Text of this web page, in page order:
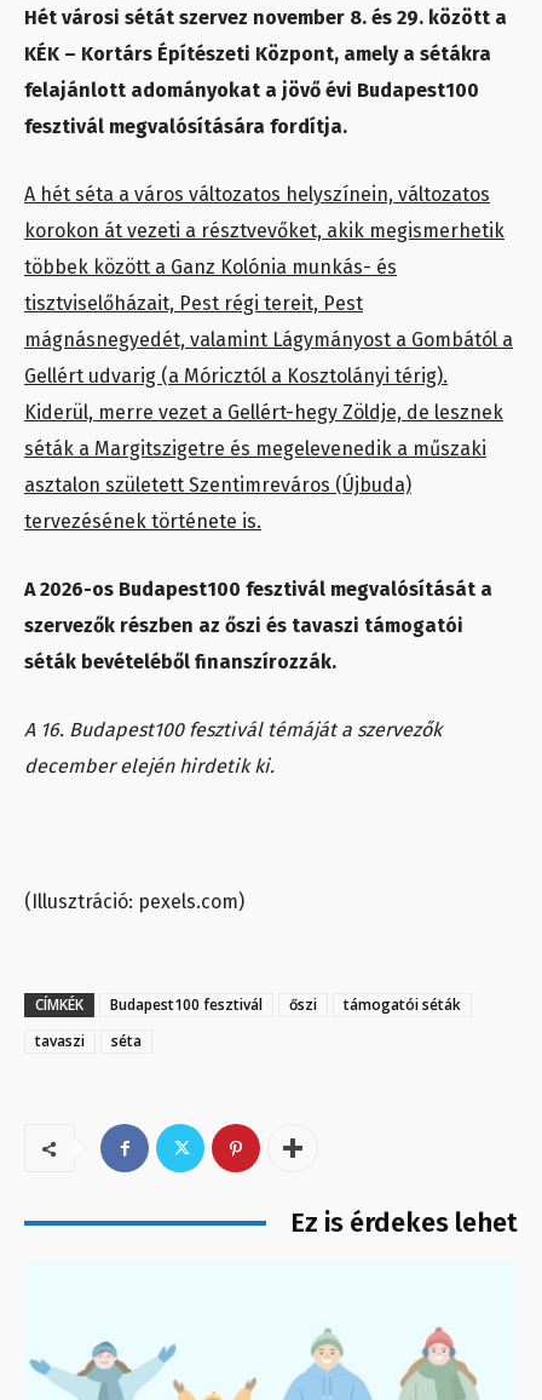
Hét városi sétát szervez november 8. és 29. között a
KÉK – Kortárs Építészeti Központ, amely a sétákra
felajánlott adományokat a jövő évi Budapest100
fesztivál megvalósítására fordítja.
A hét séta a város változatos helyszínein, változatos
korokon át vezeti a résztvevőket, akik megismerhetik
többek között a Ganz Kolónia munkás- és
tisztviselőházait, Pest régi tereit, Pest
mágnásnegyedét, valamint Lágymányost a Gombától a
Gellért udvarig (a Móricztól a Kosztolányi térig).
Kiderül, merre vezet a Gellért-hegy Zöldje, de lesznek
séták a Margitszigetre és megelevenedik a műszaki
asztalon született Szentimreváros (Újbuda)
tervezésének története is.
A 2026-os Budapest100 fesztivál megvalósítását a
szervezők részben az őszi és tavaszi támogatói
séták bevételéből finanszírozzák.
A 16. Budapest100 fesztivál témáját a szervezők
december elején hirdetik ki.
(Illusztráció: pexels.com)
CÍMKÉK Budapest100 fesztivál őszi
támogatói séták
tavaszi
séta
Ez is érdekes lehet